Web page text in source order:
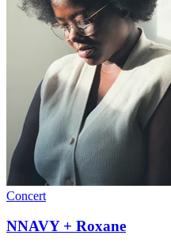
Concert
NNAVY + Roxane